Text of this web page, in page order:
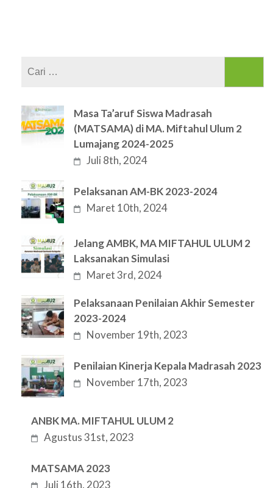
Masa Ta’aruf Siswa Madrasah
(MATSAMA) di MA. Miftahul Ulum 2
Lumajang 2024-2025
Juli 8th, 2024
Pelaksanan AM-BK 2023-2024
Maret 10th, 2024
Jelang AMBK, MA MIFTAHUL ULUM 2
Laksanakan Simulasi
Maret 3rd, 2024
Pelaksanaan Penilaian Akhir Semester
2023-2024
November 19th, 2023
Penilaian Kinerja Kepala Madrasah 2023
November 17th, 2023
ANBK MA. MIFTAHUL ULUM 2
Agustus 31st, 2023
MATSAMA 2023
Juli 16th, 2023